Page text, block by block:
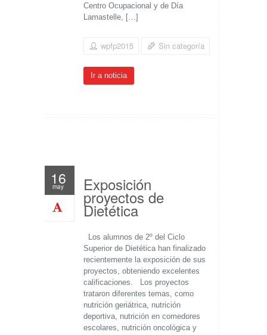
Centro Ocupacional y de Día
Lamastelle, […]
wpfp2015 Sin categoría
Ir a noticia
16
may Exposición
proyectos de
Dietética
Los alumnos de 2º del Ciclo
Superior de Dietética han finalizado
recientemente la exposición de sus
proyectos, obteniendo excelentes
calificaciones. Los proyectos
trataron diferentes temas, como
nutrición geriátrica, nutrición
deportiva, nutrición en comedores
escolares, nutrición oncológica y